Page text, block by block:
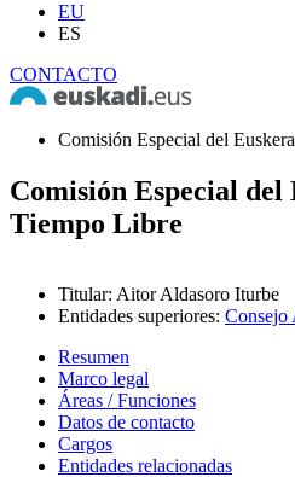
EU
ES
CONTACTO
Comisión Especial del
Comisión Especial del
Tiempo Libre
Titular: Aitor Aldasoro Iturbe
Entidades superiores: Consejo
Resumen
Marco legal
Áreas / Funciones
Datos de contacto
Cargos
Entidades relacionadas